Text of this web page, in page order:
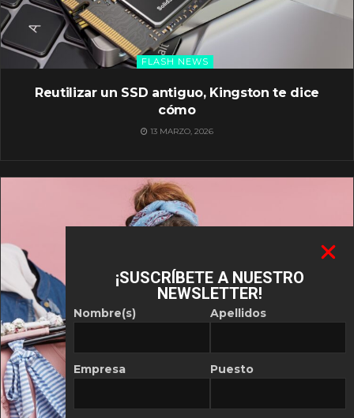
FLASH NEWS
Reutilizar un SSD antiguo, Kingston te dice
cómo
13 MARZO, 2026
¡SUSCRÍBETE A NUESTRO
NEWSLETTER!
Nombre(s)
Empresa
Apellidos
Puesto